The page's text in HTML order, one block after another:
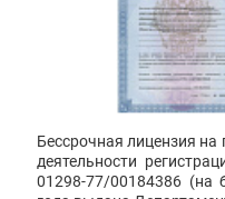
Бессрочная лицензия на
деятельности
01298-77/00184386 (на